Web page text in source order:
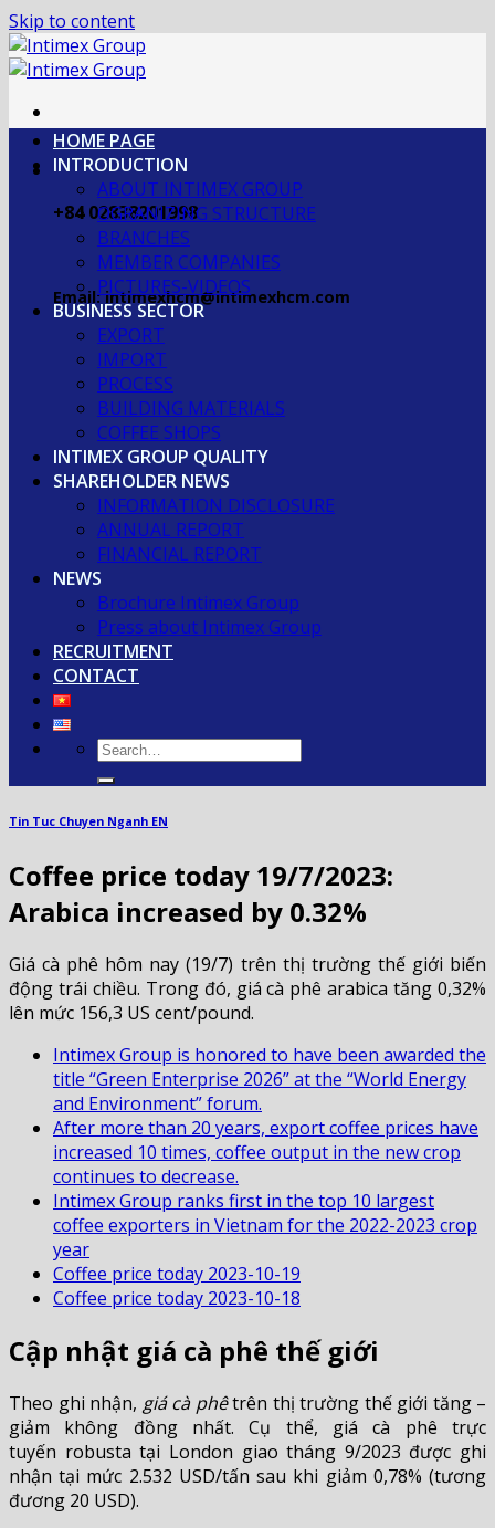
Skip to content
+84 02838201998
Email: intimexhcm@intimexhcm.com
HOME PAGE
INTRODUCTION
ABOUT INTIMEX GROUP
OGRANIZING STRUCTURE
BRANCHES
MEMBER COMPANIES
PICTURES-VIDEOS
BUSINESS SECTOR
EXPORT
IMPORT
PROCESS
BUILDING MATERIALS
COFFEE SHOPS
INTIMEX GROUP QUALITY
SHAREHOLDER NEWS
INFORMATION DISCLOSURE
ANNUAL REPORT
FINANCIAL REPORT
NEWS
Brochure Intimex Group
Press about Intimex Group
RECRUITMENT
CONTACT
Tin Tuc Chuyen Nganh EN
Coffee price today 19/7/2023:
Arabica increased by 0.32%
Giá cà phê hôm nay (19/7) trên thị trường thế giới biến
động trái chiều. Trong đó, giá cà phê arabica tăng 0,32%
lên mức 156,3 US cent/pound.
Intimex Group is honored to have been awarded the
title “Green Enterprise 2026” at the “World Energy
and Environment” forum.
After more than 20 years, export coffee prices have
increased 10 times, coffee output in the new crop
continues to decrease.
Intimex Group ranks first in the top 10 largest
coffee exporters in Vietnam for the 2022-2023 crop
year
Coffee price today 2023-10-19
Coffee price today 2023-10-18
Cập nhật giá cà phê thế giới
Theo ghi nhận, giá cà phêtrên thị trường thế giới tăng –
giảm không đồng nhất. Cụ thể, giá cà phê trực
tuyến robusta tại London giao tháng 9/2023 được ghi
nhận tại mức 2.532 USD/tấn sau khi giảm 0,78% (tương
đương 20 USD).